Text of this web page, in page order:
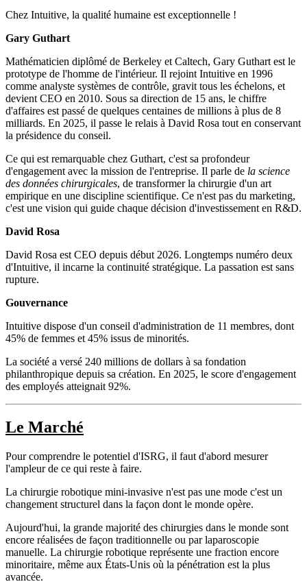
Chez Intuitive, la qualité humaine est exceptionnelle !
Gary Guthart
Mathématicien diplômé de Berkeley et Caltech, Gary Guthart est le
prototype de l'homme de l'intérieur. Il rejoint Intuitive en 1996
comme analyste systèmes de contrôle, gravit tous les échelons, et
devient CEO en 2010. Sous sa direction de 15 ans, le chiffre
d'affaires est passé de quelques centaines de millions à plus de 8
milliards. En 2025, il passe le relais à David Rosa tout en conservant
la présidence du conseil.
Ce qui est remarquable chez Guthart, c'est sa profondeur
d'engagement avec la mission de l'entreprise. Il parle de la science
des données chirurgicales, de transformer la chirurgie d'un art
empirique en une discipline scientifique. Ce n'est pas du marketing,
c'est une vision qui guide chaque décision d'investissement en R&D.
David Rosa
David Rosa est CEO depuis début 2026. Longtemps numéro deux
d'Intuitive, il incarne la continuité stratégique. La passation est sans
rupture.
Gouvernance
Intuitive dispose d'un conseil d'administration de 11 membres, dont
45% de femmes et 45% issus de minorités.
La société a versé 240 millions de dollars à sa fondation
philanthropique depuis sa création. En 2025, le score d'engagement
des employés atteignait 92%.
Le Marché
Pour comprendre le potentiel d'ISRG, il faut d'abord mesurer
l'ampleur de ce qui reste à faire.
La chirurgie robotique mini-invasive n'est pas une mode c'est un
changement structurel dans la façon dont le monde opère.
Aujourd'hui, la grande majorité des chirurgies dans le monde sont
encore réalisées de façon traditionnelle ou par laparoscopie
manuelle. La chirurgie robotique représente une fraction encore
minoritaire, même aux États-Unis où la pénétration est la plus
avancée.